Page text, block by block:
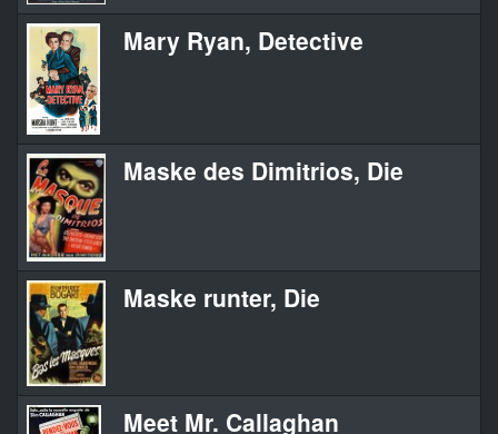
Mary Ryan, Detective
Maske des Dimitrios, Die
Maske runter, Die
Meet Mr. Callaghan